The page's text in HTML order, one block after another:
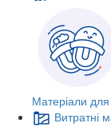
Матеріали
Витратні